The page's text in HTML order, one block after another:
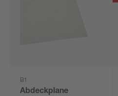
B1
Abdeckplane